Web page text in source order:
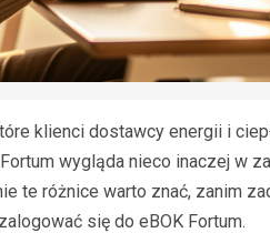
klienci dostawcy energii i
wygląda nieco inaczej w
te różnice warto znać, zanim
się do eBOK Fortum.